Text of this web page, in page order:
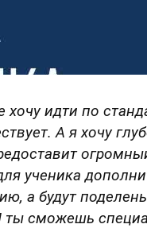
идти по
А я хочу
ученика
а будут
ты сможешь